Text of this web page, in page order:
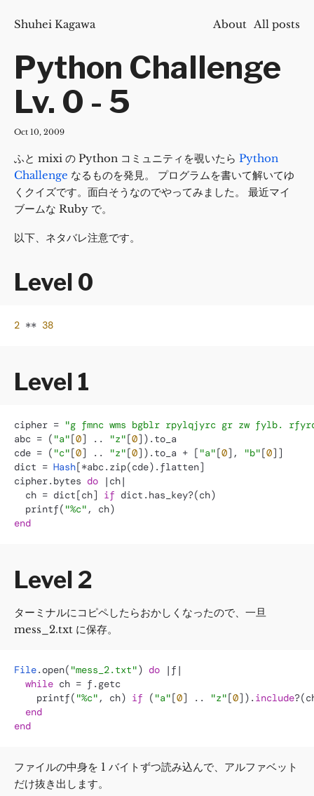
Shuhei Kagawa About All posts
Python Challenge
Lv. 0 - 5
Oct 10, 2009
ふと mixi の Python コミュニティを覗いたら Python
Challenge なるものを発見。 プログラムを書いて解いてゆ
くクイズです。面白そうなのでやってみました。 最近マイ
ブームな Ruby で。
以下、ネタバレ注意です。
Level 0
2 ** 38
Level 1
cipher = "g fmnc wms bgblr rpylqjyrc gr zw fylb.
abc = ( "a" [0] .. "z" [0]).to_a
cde = ( "c" [0] .. "z" [0]).to_a + [ "a" [0], "b" [0]]
dict = Hash[*abc.zip(cde).flatten]
cipher.bytes do | ch|
  ch = dict[ch]
if dict.has_key?(ch)
  printf(
"%c"
end
Level 2
ターミナルにコピペしたらおかしくなったので、一旦
mess_2.txt に保存。
File.open( "mess_2.txt") do | f |
while ch = f.getc
    printf(
"%c" , ch) if ( "a" [0] .. "z" [0]). include
end
end
ファイルの中身を 1 バイトずつ読み込んで、アルファベット
だけ抜き出します。